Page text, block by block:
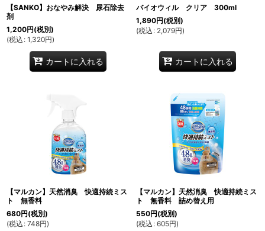
【SANKO】おなやみ解決 尿石除去
剤
1,200円(税別)
(税込 : 1,320円)
カートに入れる
バイオウィル クリア 300ml
1,890円(税別)
(税込 : 2,079円)
カートに入れる
【マルカン】天然消臭 快適持続ミス
ト 無香料
680円(税別)
(税込 : 748円)
【マルカン】天然消臭 快適持続ミス
ト 無香料 詰め替え用
550円(税別)
(税込 : 605円)